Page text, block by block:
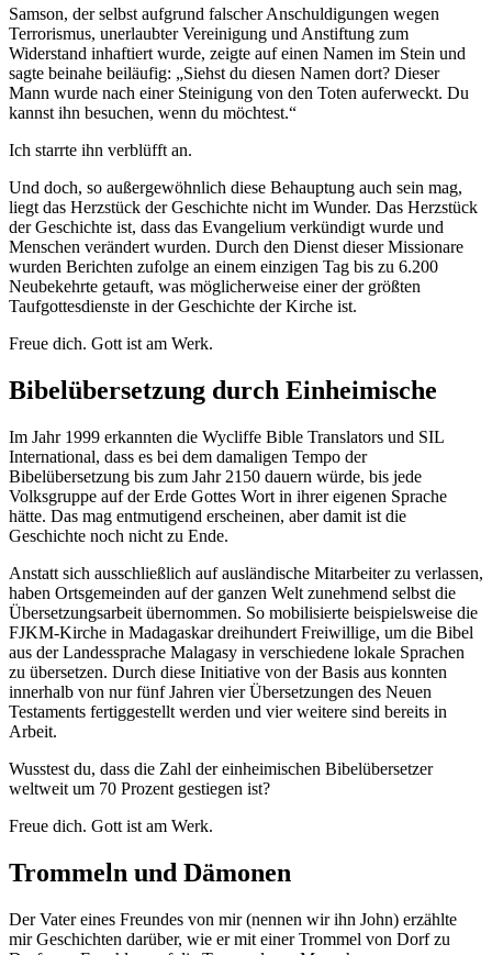
Samson, der selbst aufgrund falscher Anschuldigungen wegen
Terrorismus, unerlaubter Vereinigung und Anstiftung zum
Widerstand inhaftiert wurde, zeigte auf einen Namen im Stein und
sagte beinahe beiläufig: „Siehst du diesen Namen dort? Dieser
Mann wurde nach einer Steinigung von den Toten auferweckt. Du
kannst ihn besuchen, wenn du möchtest.“
Ich starrte ihn verblüfft an.
Und doch, so außergewöhnlich diese Behauptung auch sein mag,
liegt das Herzstück der Geschichte nicht im Wunder. Das Herzstück
der Geschichte ist, dass das Evangelium verkündigt wurde und
Menschen verändert wurden. Durch den Dienst dieser Missionare
wurden Berichten zufolge an einem einzigen Tag bis zu 6.200
Neubekehrte getauft, was möglicherweise einer der größten
Taufgottesdienste in der Geschichte der Kirche ist.
Freue dich. Gott ist am Werk.
Bibelübersetzung durch Einheimische
Im Jahr 1999 erkannten die Wycliffe Bible Translators und SIL
International, dass es bei dem damaligen Tempo der
Bibelübersetzung bis zum Jahr 2150 dauern würde, bis jede
Volksgruppe auf der Erde Gottes Wort in ihrer eigenen Sprache
hätte. Das mag entmutigend erscheinen, aber damit ist die
Geschichte noch nicht zu Ende.
Anstatt sich ausschließlich auf ausländische Mitarbeiter zu verlassen,
haben Ortsgemeinden auf der ganzen Welt zunehmend selbst die
Übersetzungsarbeit übernommen. So mobilisierte beispielsweise die
FJKM-Kirche in Madagaskar dreihundert Freiwillige, um die Bibel
aus der Landessprache Malagasy in verschiedene lokale Sprachen
zu übersetzen. Durch diese Initiative von der Basis aus konnten
innerhalb von nur fünf Jahren vier Übersetzungen des Neuen
Testaments fertiggestellt werden und vier weitere sind bereits in
Arbeit.
Wusstest du, dass die Zahl der einheimischen Bibelübersetzer
weltweit um 70 Prozent gestiegen ist?
Freue dich. Gott ist am Werk.
Trommeln und Dämonen
Der Vater eines Freundes von mir (nennen wir ihn John) erzählte
mir Geschichten darüber, wie er mit einer Trommel von Dorf zu